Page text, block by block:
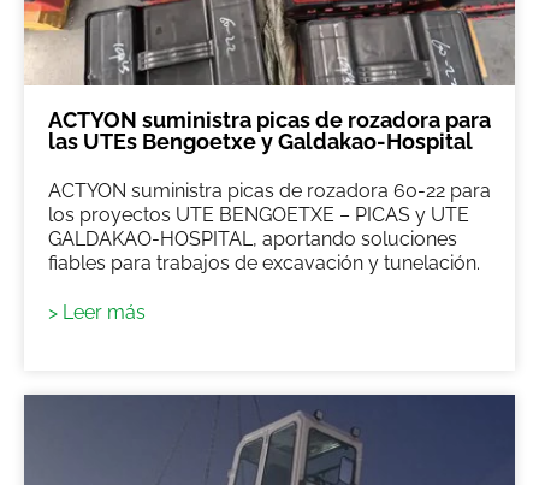
ACTYON suministra picas de rozadora para
las UTEs Bengoetxe y Galdakao-Hospital
ACTYON suministra picas de rozadora 60-22 para
los proyectos UTE BENGOETXE – PICAS y UTE
GALDAKAO-HOSPITAL, aportando soluciones
fiables para trabajos de excavación y tunelación.
> Leer más